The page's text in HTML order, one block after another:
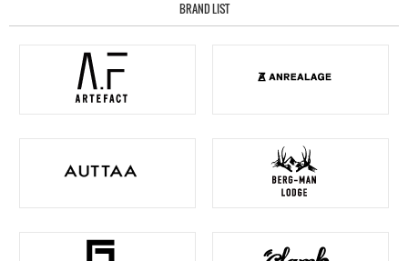
BRAND LIST